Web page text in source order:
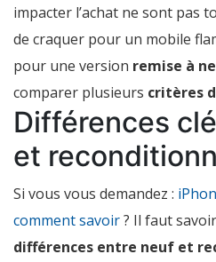
impacter l’achat ne sont pas
de craquer pour un mobile
pour une version remise à
comparer plusieurs critères
Différences
et
Si vous vous demandez :
comment savoir? Il faut
différences entre neuf et